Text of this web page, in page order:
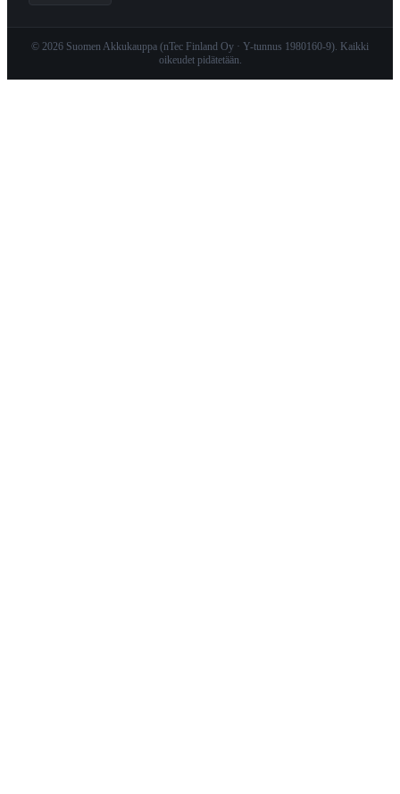
© 2026 Suomen Akkukauppa (nTec Finland Oy · Y-tunnus 1980160-9). Kaikki
oikeudet pidätetään.